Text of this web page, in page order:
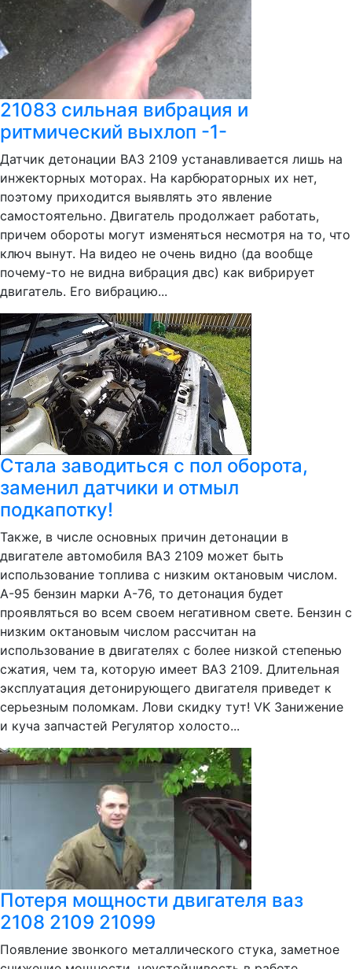
21083 сильная вибрация и
ритмический выхлоп -1-
Датчик детонации ВАЗ 2109 устанавливается лишь на
инжекторных моторах. На карбюраторных их нет,
поэтому приходится выявлять это явление
самостоятельно. Двигатель продолжает работать,
причем обороты могут изменяться несмотря на то, что
ключ вынут. На видео не очень видно (да вообще
почему-то не видна вибрация двс) как вибрирует
двигатель. Его вибрацию...
Стала заводиться с пол оборота,
заменил датчики и отмыл
подкапотку!
Также, в числе основных причин детонации в
двигателе автомобиля ВАЗ 2109 может быть
использование топлива с низким октановым числом.
А-95 бензин марки А-76, то детонация будет
проявляться во всем своем негативном свете. Бензин с
низким октановым числом рассчитан на
использование в двигателях с более низкой степенью
сжатия, чем та, которую имеет ВАЗ 2109. Длительная
эксплуатация детонирующего двигателя приведет к
серьезным поломкам. Лови скидку тут! VK Занижение
и куча запчастей Регулятор холосто...
Потеря мощности двигателя ваз
2108 2109 21099
Появление звонкого металлического стука, заметное